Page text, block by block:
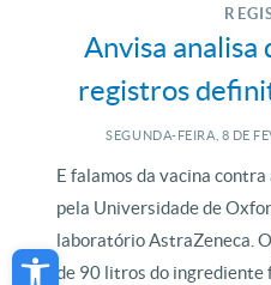
Open toolbar
Anvisa analisa
registros
SEGUNDA-FEIRA, 8 DE
E falamos da vacina
pela Universidade de
laboratório AstraZeneca.
de 90 litros do ingrediente